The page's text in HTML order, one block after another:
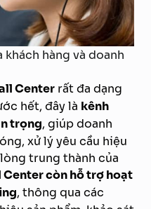
hàng và doanh
Center rất đa dạng
hết, đây là kênh
trọng, giúp doanh
xử lý yêu cầu hiệu
trung thành của
Center còn hỗ trợ hoạt
, thông qua các